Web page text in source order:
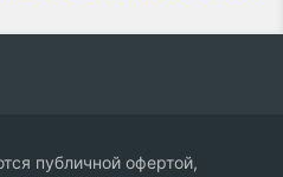
публичной офертой,